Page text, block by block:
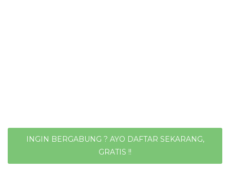
INGIN BERGABUNG ? AYO DAFTAR SEKARANG,
GRATIS !!